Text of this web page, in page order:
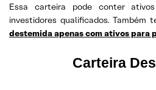
Essa carteira pode conter
investidores qualificados. Também
destemida apenas com ativos para
Carteira